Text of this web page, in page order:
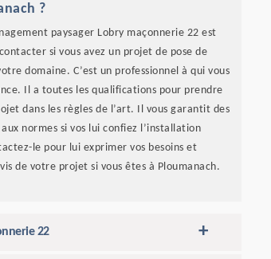
?
paysager Lobry maçonnerie 22 est
si vous avez un projet de pose de
domaine. C’est un professionnel à qui vous
Il a toutes les qualifications pour prendre
dans les règles de l’art. Il vous garantit des
normes si vos lui confiez l’installation
le pour lui exprimer vos besoins et
de votre projet si vous êtes à Ploumanach.
22